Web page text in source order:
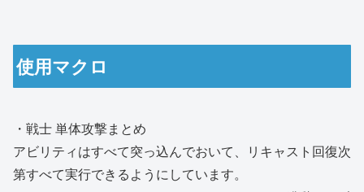
使用マクロ
・戦士 単体攻撃まとめ
アビリティはすべて突っ込んでおいて、リキャスト回復次
第すべて実行できるようにしています。